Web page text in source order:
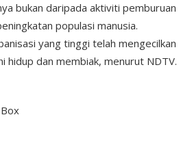
bukan daripada aktiviti pemburuan
populasi manusia.
yang tinggi telah mengecilkan
hidup dan membiak, menurut NDTV.